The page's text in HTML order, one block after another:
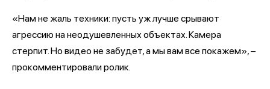
«Нам не жаль техники: пусть уж лучше срывают
агрессию на неодушевленных объектах. Камера
стерпит. Но видео не забудет, а мы вам все покажем», –
прокомментировали ролик.